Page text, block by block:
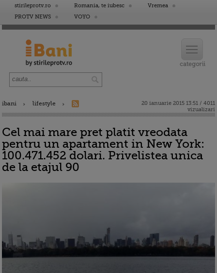
stirileprotv.ro Romania, te iubesc
Vremea
PROTV NEWS
VOYO
ibani lifestyle
20 ianuarie 2015 13:51 / 4011
vizualizari
Cel mai mare pret platit vreodata
pentru un apartament in New York:
100.471.452 dolari. Privelistea unica
de la etajul 90